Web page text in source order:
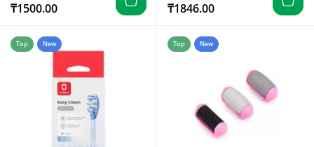
₸1500.00 ₸1846.00
Top New Top New